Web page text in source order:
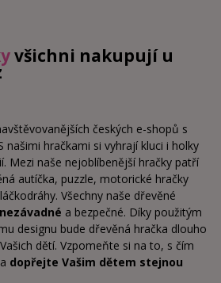
všichni nakupují u
českých e-shopů s
našimi hračkami si vyhrají kluci i holky
Mezi naše nejoblíbenější hračky patří
autíčka, puzzle, motorické hračky
Všechny naše dřevěné
a bezpečné. Díky použitým
designu bude dřevěná hračka dlouho
dětí. Vzpomeňte si na to, s čím
dopřejte Vašim dětem stejnou